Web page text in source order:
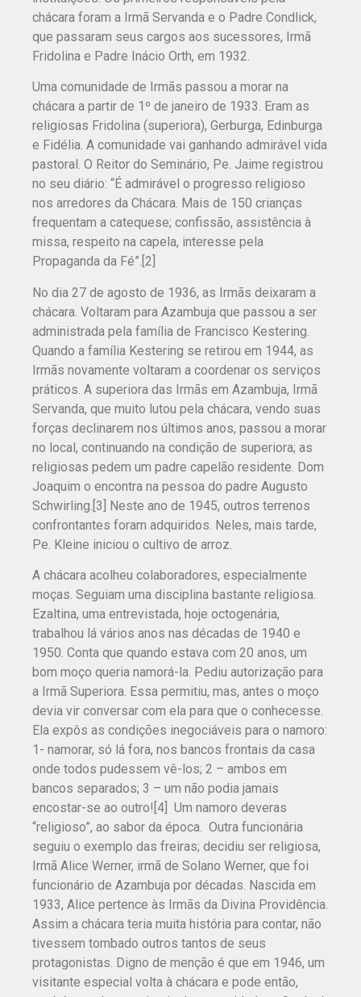
chácara foram a Irmã Servanda e o Padre Condlick,
que passaram seus cargos aos sucessores, Irmã
Fridolina e Padre Inácio Orth, em 1932.
Uma comunidade de Irmãs passou a morar na
chácara a partir de 1º de janeiro de 1933. Eram as
religiosas Fridolina (superiora), Gerburga, Edinburga
e Fidélia. A comunidade vai ganhando admirável vida
pastoral. O Reitor do Seminário, Pe. Jaime registrou
no seu diário: “É admirável o progresso religioso
nos arredores da Chácara. Mais de 150 crianças
frequentam a catequese; confissão, assistência à
missa, respeito na capela, interesse pela
Propaganda da Fé”.[2]
No dia 27 de agosto de 1936, as Irmãs deixaram a
chácara. Voltaram para Azambuja que passou a ser
administrada pela família de Francisco Kestering.
Quando a família Kestering se retirou em 1944, as
Irmãs novamente voltaram a coordenar os serviços
práticos. A superiora das Irmãs em Azambuja, Irmã
Servanda, que muito lutou pela chácara, vendo suas
forças declinarem nos últimos anos, passou a morar
no local, continuando na condição de superiora; as
religiosas pedem um padre capelão residente. Dom
Joaquim o encontra na pessoa do padre Augusto
Schwirling.[3] Neste ano de 1945, outros terrenos
confrontantes foram adquiridos. Neles, mais tarde,
Pe. Kleine iniciou o cultivo de arroz.
A chácara acolheu colaboradores, especialmente
moças. Seguiam uma disciplina bastante religiosa.
Ezaltina, uma entrevistada, hoje octogenária,
trabalhou lá vários anos nas décadas de 1940 e
1950. Conta que quando estava com 20 anos, um
bom moço queria namorá-la. Pediu autorização para
a Irmã Superiora. Essa permitiu, mas, antes o moço
devia vir conversar com ela para que o conhecesse.
Ela expôs as condições inegociáveis para o namoro:
1- namorar, só lá fora, nos bancos frontais da casa
onde todos pudessem vê-los; 2 – ambos em
bancos separados; 3 – um não podia jamais
encostar-se ao outro![4] Um namoro deveras
“religioso”, ao sabor da época. Outra funcionária
seguiu o exemplo das freiras; decidiu ser religiosa,
Irmã Alice Werner, irmã de Solano Werner, que foi
funcionário de Azambuja por décadas. Nascida em
1933, Alice pertence às Irmãs da Divina Providência.
Assim a chácara teria muita história para contar, não
tivessem tombado outros tantos de seus
protagonistas. Digno de menção é que em 1946, um
visitante especial volta à chácara e pode então,